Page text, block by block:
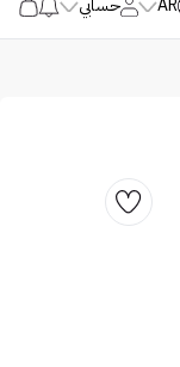
AR حسابي